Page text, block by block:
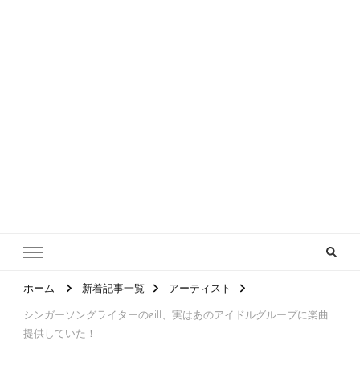
ホーム 新着記事一覧 アーティスト
シンガーソングライターのeill、実はあのアイドルグループに楽曲
提供していた！